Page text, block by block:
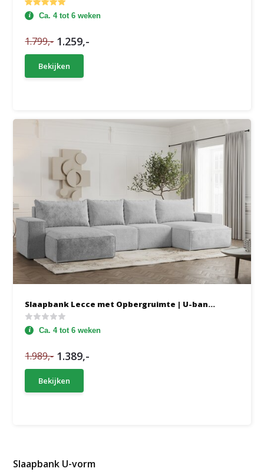
Ca. 4 tot 6 weken
1.799,- 1.259,-
Bekijken
Slaapbank Lecce met Opbergruimte | U-ban...
Ca. 4 tot 6 weken
1.989,- 1.389,-
Bekijken
Slaapbank U-vorm